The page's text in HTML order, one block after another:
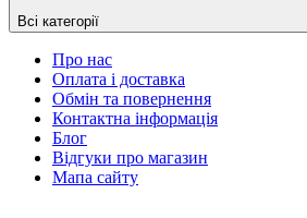
Всі категорії
Про нас
Оплата і доставка
Обмін та повернення
Контактна інформація
Блог
Відгуки про магазин
Мапа сайту